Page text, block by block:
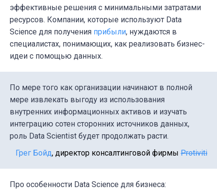
эффективные решения с минимальными затратами
ресурсов. Компании, которые используют Data
Science для получения прибыли, нуждаются в
специалистах, понимающих, как реализовать бизнес-
идеи с помощью данных.
По мере того как организации начинают в полной
мере извлекать выгоду из использования
внутренних информационных активов и изучать
интеграцию сотен сторонних источников данных,
роль Data Scientist будет продолжать расти.
Грег Бойд, директор консалтинговой фирмы Protiviti
Про особенности Data Science для бизнеса: